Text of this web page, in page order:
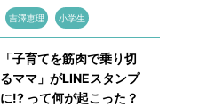
吉澤恵理 小学生
「子育てを筋肉で乗り切
るママ」がLINEスタンプ
に!? って何が起こった？